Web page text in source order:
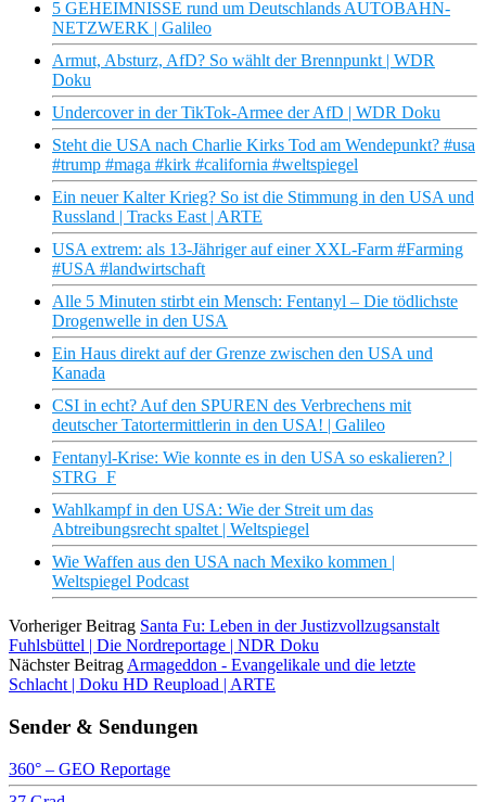
5 GEHEIMNISSE rund um Deutschlands AUTOBAHN-
NETZWERK | Galileo
Armut, Absturz, AfD? So wählt der Brennpunkt | WDR
Doku
Undercover in der TikTok-Armee der AfD | WDR Doku
Steht die USA nach Charlie Kirks Tod am Wendepunkt? #usa
#trump #maga #kirk #california #weltspiegel
Ein neuer Kalter Krieg? So ist die Stimmung in den USA und
Russland | Tracks East | ARTE
USA extrem: als 13-Jähriger auf einer XXL-Farm #Farming
#USA #landwirtschaft
Alle 5 Minuten stirbt ein Mensch: Fentanyl – Die tödlichste
Drogenwelle in den USA
Ein Haus direkt auf der Grenze zwischen den USA und
Kanada
CSI in echt? Auf den SPUREN des Verbrechens mit
deutscher Tatortermittlerin in den USA! | Galileo
Fentanyl-Krise: Wie konnte es in den USA so eskalieren? |
STRG_F
Wahlkampf in den USA: Wie der Streit um das
Abtreibungsrecht spaltet | Weltspiegel
Wie Waffen aus den USA nach Mexiko kommen |
Weltspiegel Podcast
Vorheriger Beitrag Santa Fu: Leben in der Justizvollzugsanstalt
Fuhlsbüttel | Die Nordreportage | NDR Doku
Nächster Beitrag Armageddon - Evangelikale und die letzte
Schlacht | Doku HD Reupload | ARTE
Sender & Sendungen
360° – GEO Reportage